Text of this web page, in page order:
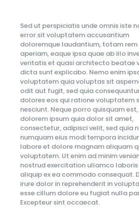
Sed ut perspiciatis unde omnis iste
error sit voluptatem accusantium
doloremque laudantium, totam rem
aperiam, eaque ipsa quae ab illo
veritatis et quasi architecto beatae
dicta sunt explicabo. Nemo enim
voluptatem quia voluptas sit
odit aut fugit, sed quia
dolores eos qui ratione voluptatem
nesciunt. Neque porro quisquam
dolorem ipsum quia dolor sit amet,
consectetur, adipisci velit, sed quia
numquam eius modi tempora
labore et dolore magnam aliquam
voluptatem. Ut enim ad minim
nostrud exercitation ullamco laboris
aliquip ex ea commodo consequat.
irure dolor in reprehenderit in
esse cillum dolore eu fugiat nulla
Excepteur sint occaecat.